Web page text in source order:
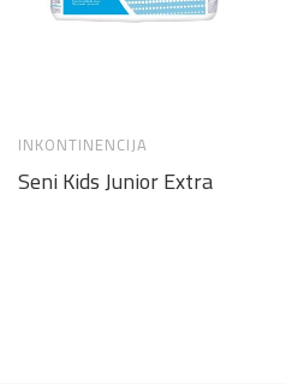
INKONTINENCIJA
Seni Kids Junior Extra